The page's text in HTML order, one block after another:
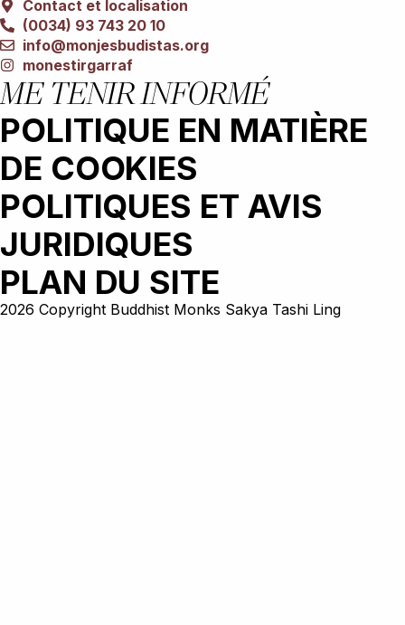
Contact et localisation
(0034) 93 743 20 10
info@monjesbudistas.org
monestirgarraf
ME TENIR INFORMÉ
POLITIQUE EN MATIÈRE
DE COOKIES
POLITIQUES ET AVIS
JURIDIQUES
PLAN DU SITE
2026 Copyright Buddhist Monks Sakya Tashi Ling